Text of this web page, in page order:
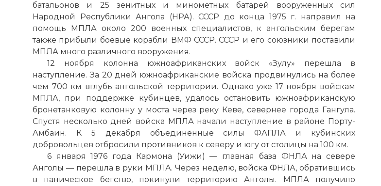
батальонов и 25 зенитных и минометных батарей вооруженных сил
Народной Республики Ангола (НРА). СССР до конца 1975 г. направил на
помощь МПЛА около 200 военных специалистов, к ангольским берегам
также прибыли боевые корабли ВМФ СССР. СССР и его союзники поставили
МПЛА много различного вооружения.
12 ноября колонна южноафриканских войск «Зулу» перешла в
наступление. За 20 дней южноафриканские войска продвинулись на более
чем 700 км вглубь ангольской территории. Однако уже 17 ноября войскам
МПЛА, при поддержке кубинцев, удалось остановить южноафриканскую
бронетанковую колонну у моста через реку Кеве, севернее города Гангула.
Спустя несколько дней войска МПЛА начали наступление в районе Порту-
Амбаин. К 5 декабря объединённые силы ФАПЛА и кубинских
добровольцев отбросили противников к северу и югу от столицы на 100 км.
6 января 1976 года Кармона (Уижи) — главная база ФНЛА на севере
Анголы — перешла в руки МПЛА. Через неделю, войска ФНЛА, обратившись
в паническое бегство, покинули территорию Анголы. МПЛА получило